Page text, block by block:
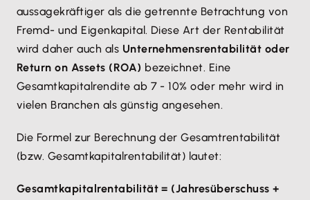
aussagekräftiger als die getrennte Betrachtung von
Fremd- und Eigenkapital. Diese Art der Rentabilität
wird daher auch als Unternehmensrentabilität oder
Return on Assets (ROA) bezeichnet. Eine
Gesamtkapitalrendite ab 7 - 10% oder mehr wird in
vielen Branchen als günstig angesehen.
Die Formel zur Berechnung der Gesamtrentabilität
(bzw. Gesamtkapitalrentabilität) lautet:
Gesamtkapitalrentabilität = (Jahresüberschuss +